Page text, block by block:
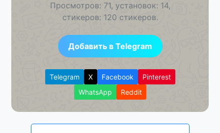
Просмотров: 71, установок: 14,
стикеров: 120 стикеров.
Добавить в Telegram
Telegram X Facebook
Pinterest
WhatsApp
Reddit